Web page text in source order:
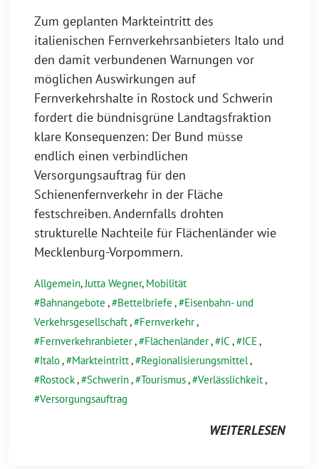
Zum geplanten Markteintritt des
italienischen Fernverkehrsanbieters Italo und
den damit verbundenen Warnungen vor
möglichen Auswirkungen auf
Fernverkehrshalte in Rostock und Schwerin
fordert die bündnisgrüne Landtagsfraktion
klare Konsequenzen: Der Bund müsse
endlich einen verbindlichen
Versorgungsauftrag für den
Schienenfernverkehr in der Fläche
festschreiben. Andernfalls drohten
strukturelle Nachteile für Flächenländer wie
Mecklenburg-Vorpommern.
Allgemein,Jutta Wegner, Mobilität
Bahnangebote , Bettelbriefe ,
Eisenbahn- und
Verkehrsgesellschaft, Fernverkehr,
Fernverkehranbieter, Flächenländer, IC , ICE ,
Italo, Markteintritt, Regionalisierungsmittel,
Rostock, Schwerin, Tourismus, Verlässlichkeit,
Versorgungsauftrag
WEITERLESEN